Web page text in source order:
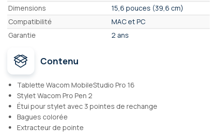
Dimensions
15,6 pouces (39,6 cm)
Compatibilité
MAC et PC
Garantie
2 ans
Contenu
Tablette Wacom MobileStudio Pro 16
Stylet Wacom Pro Pen 2
Étui pour stylet avec 3 pointes de rechange
Bagues colorée
Extracteur de pointe